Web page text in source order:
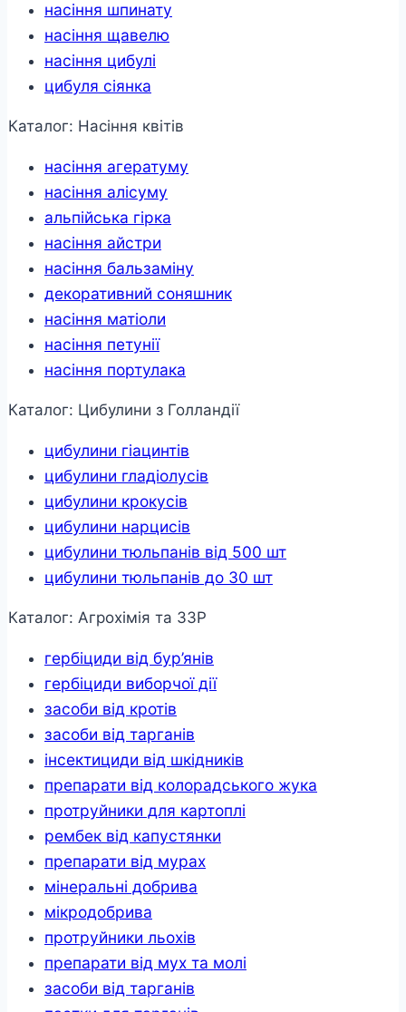
насіння шпинату
насіння щавелю
насіння цибулі
цибуля сіянка
Каталог: Насіння квітів
насіння агератуму
насіння алісуму
альпійська гірка
насіння айстри
насіння бальзаміну
декоративний соняшник
насіння матіоли
насіння петунії
насіння портулака
Каталог: Цибулини з Голландії
цибулини гіацинтів
цибулини гладіолусів
цибулини крокусів
цибулини нарцисів
цибулини тюльпанів від 500 шт
цибулини тюльпанів до 30 шт
Каталог: Агрохімія та ЗЗР
гербіциди від бур’янів
гербіциди виборчої дії
засоби від кротів
засоби від тарганів
інсектициди від шкідників
препарати від колорадського жука
протруйники для картоплі
рембек від капустянки
препарати від мурах
мінеральні добрива
мікродобрива
протруйники льохів
препарати від мух та молі
засоби від тарганів